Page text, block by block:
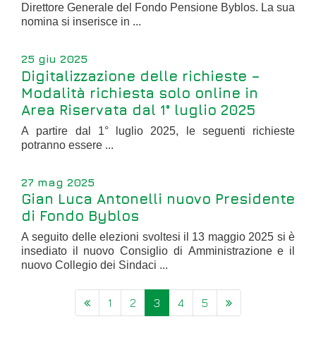
Direttore Generale del Fondo Pensione Byblos. La sua
nomina si inserisce in ...
25 giu 2025
Digitalizzazione delle richieste –
Modalità richiesta solo online in
Area Riservata dal 1° luglio 2025
A partire dal 1° luglio 2025, le seguenti richieste
potranno essere ...
27 mag 2025
Gian Luca Antonelli nuovo Presidente
di Fondo Byblos
A seguito delle elezioni svoltesi il 13 maggio 2025 si è
insediato il nuovo Consiglio di Amministrazione e il
nuovo Collegio dei Sindaci ...
1 2
3
(current)
4 5